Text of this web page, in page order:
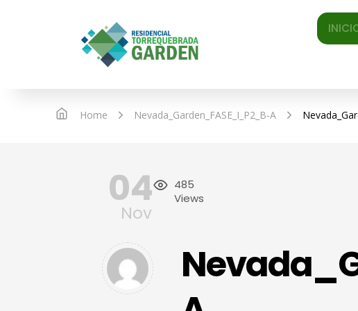
INICIO
Home Nevada_Garden_FASE_I_P2_B-A
04
Nov
485
Views